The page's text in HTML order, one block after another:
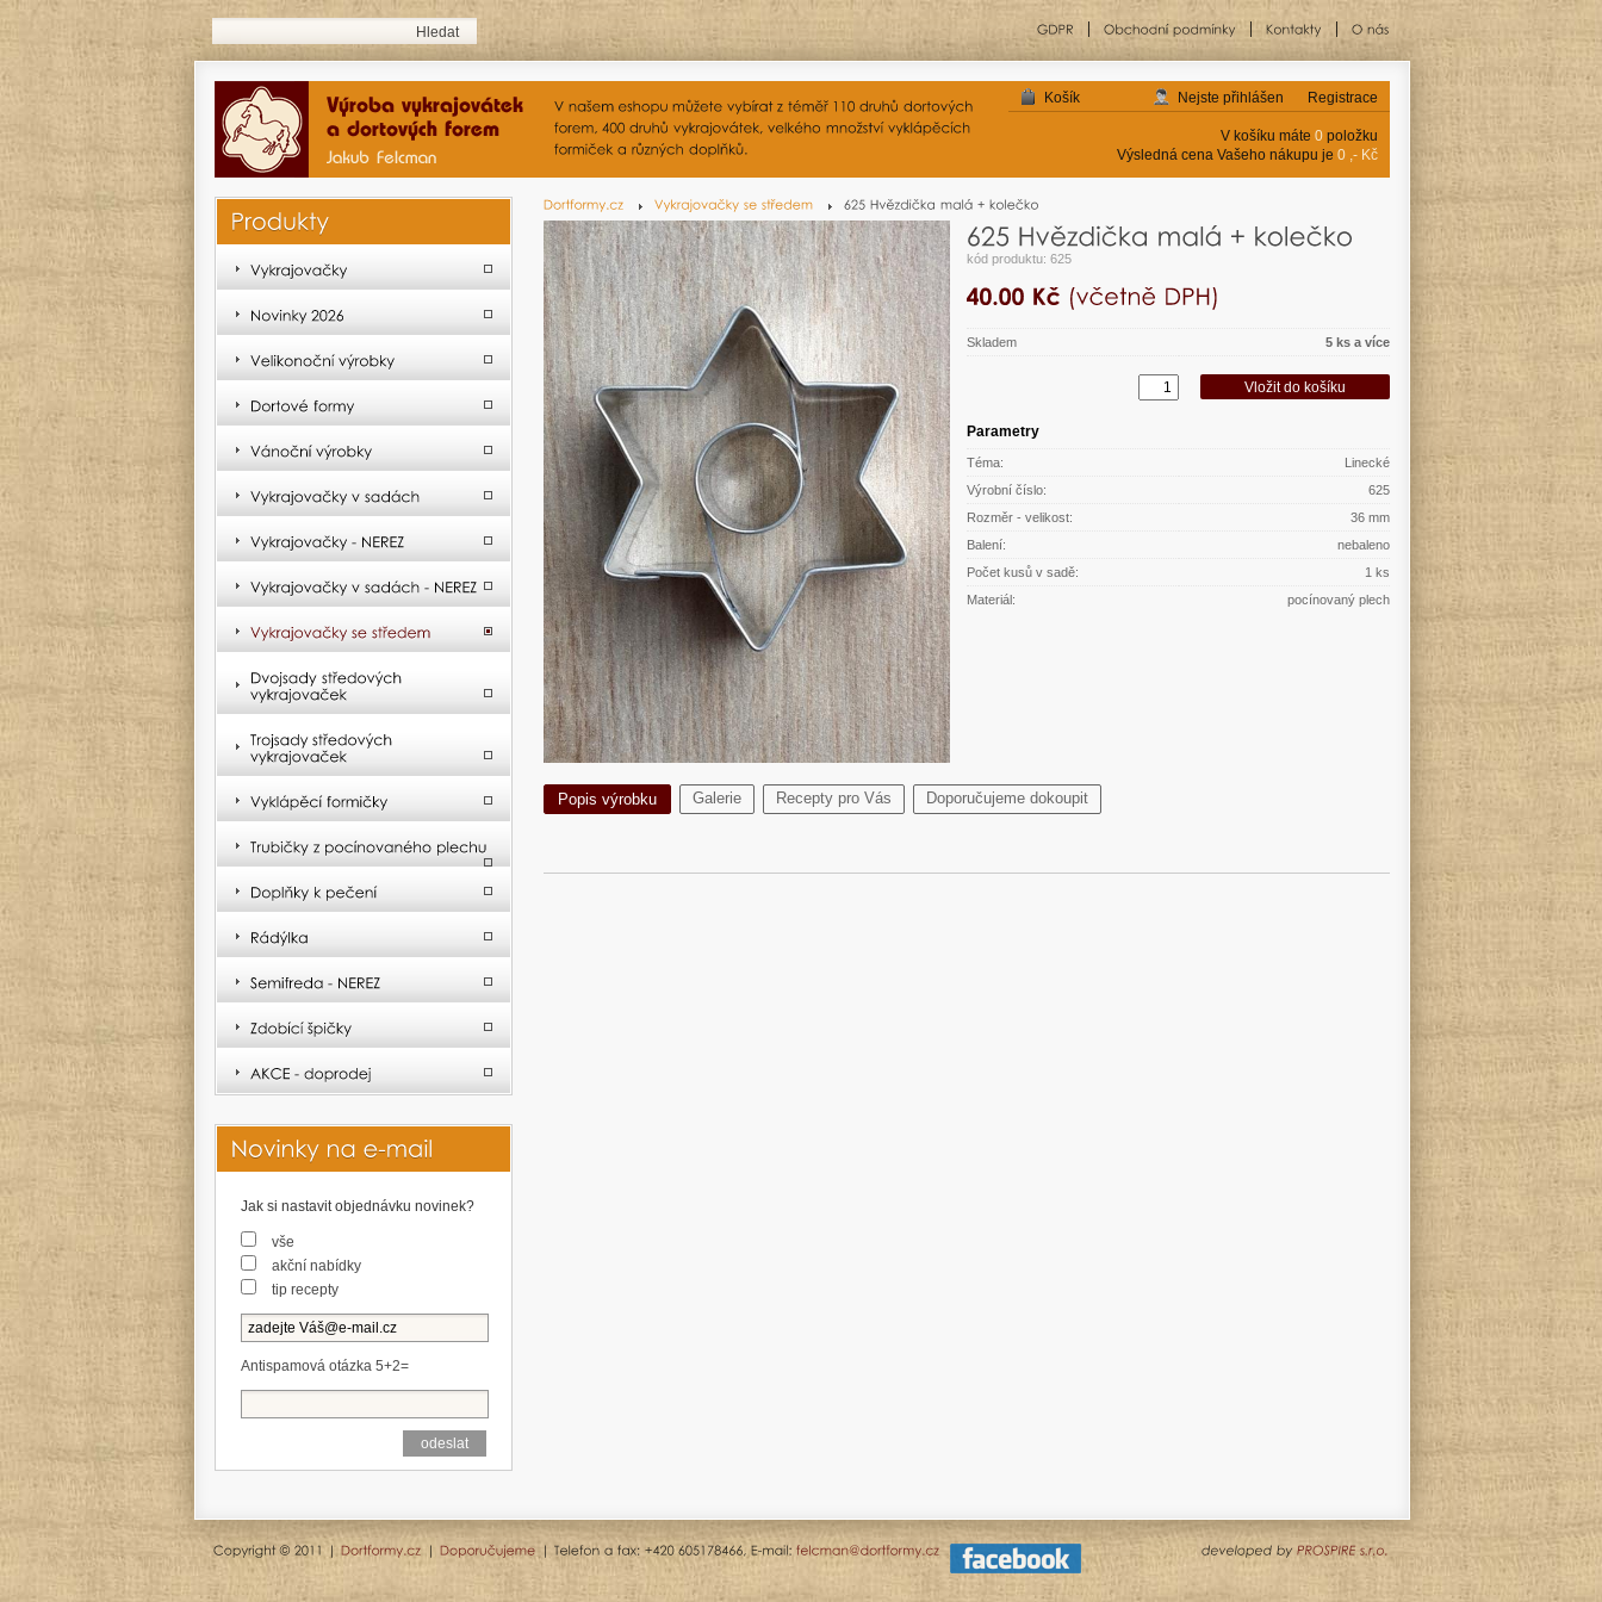
Registrace
Nejste přihlášen
Košík
V košíku máte 0 položku
Výsledná cena Vašeho nákupu je 0 ,- Kč
kód produktu: 625
Skladem 5 ks a více
Parametry
Téma:
Linecké
Výrobní číslo:
625
Rozměr - velikost:
36 mm
Balení:
nebaleno
Počet kusů v sadě:
1 ks
Materiál:
pocínovaný plech
Popis výrobku Galerie Recepty pro Vás Doporučujeme dokoupit
Jak si nastavit objednávku novinek?
vše
akční nabídky
tip recepty
Antispamová otázka 5+2=